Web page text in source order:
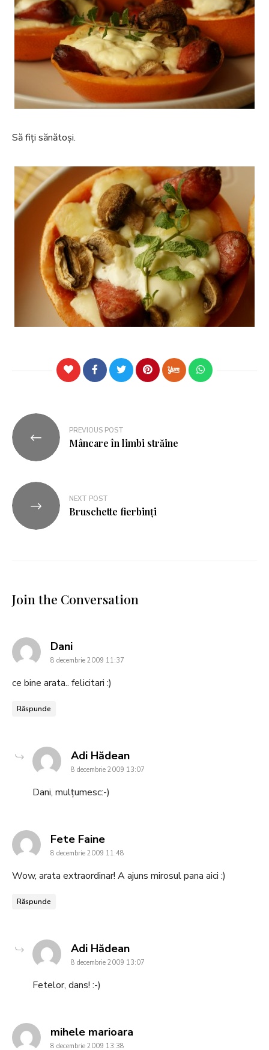
Să fiți sănătoși.
PREVIOUS POST
Mâncare în limbi străine
NEXT POST
Bruschette fierbinți
Join the Conversation
Danisays:
8 decembrie 2009 11:37
ce bine arata.. felicitari :)
Răspunde
Adi Hădeansays:
8 decembrie 2009 13:07
Dani, mulțumesc:-)
Fete Fainesays:
8 decembrie 2009 11:48
Wow, arata extraordinar! A ajuns mirosul pana aici :)
Răspunde
Adi Hădeansays:
8 decembrie 2009 13:07
Fetelor, dans! :-)
mihele marioara
8 decembrie 2009 13:38